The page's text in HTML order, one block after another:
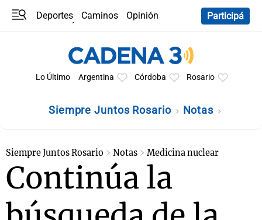
Deportes Caminos
Opinión
Participá
Lo Último Argentina Córdoba Rosario
Siempre Juntos Rosario Notas
Siempre Juntos Rosario Notas Medicina nuclear
Continúa la